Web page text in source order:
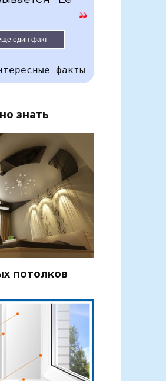
один факт
факты
знать
потолков